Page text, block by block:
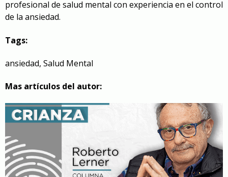
profesional de salud mental con experiencia en el control
de la ansiedad.
Tags:
ansiedad, Salud Mental
Mas artículos del autor: